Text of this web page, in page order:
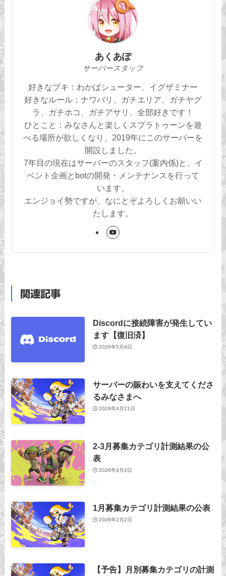
あくあぽ
サーバースタッフ
好きなブキ：わかばシューター、イグザミナー
好きなルール：ナワバリ、ガチエリア、ガチヤグ
ラ、ガチホコ、ガチアサリ、全部好きです！
ひとこと：みなさんと楽しくスプラトゥーンを遊
べる場所が欲しくなり、2019年にこのサーバーを
開設しました。
7年目の現在はサーバーのスタッフ(案内係)と、イ
ベント企画とbotの開発・メンテナンスを行って
います。
エンジョイ勢ですが、なにとぞよろしくお願いい
たします。
関連記事
Discordに接続障害が発生してい
ます【復旧済】
2026年5月9日
サーバーの賑わいを支えてくださ
るみなさまへ
2026年4月21日
2-3月募集カテゴリ計測結果の公
表
2026年4月2日
1月募集カテゴリ計測結果の公表
2026年2月2日
【予告】月別募集カテゴリの計測